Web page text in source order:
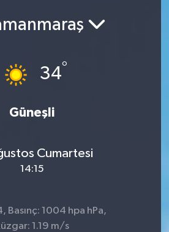
34°
Güneşli
Cumartesi
14:15
Basınç: 1004 hpa hPa,
1.19 m/s